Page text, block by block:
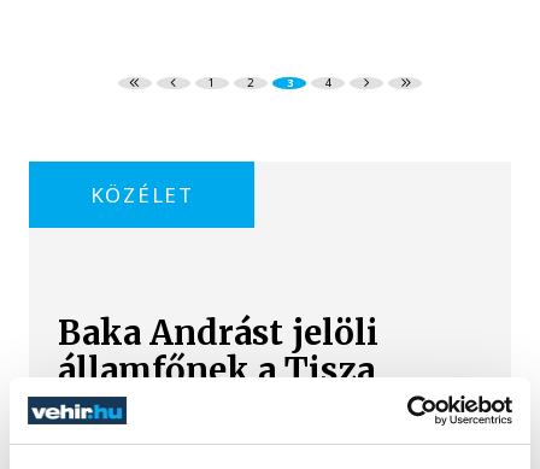
1 2 3 4
KÖZÉLET
Baka Andrást jelöli
államfőnek a Tisza
parlamenti frakciója